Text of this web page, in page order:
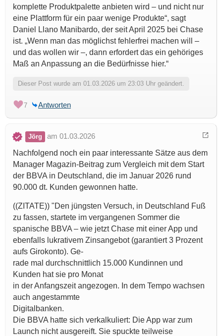
komplette Produktpalette anbieten wird – und nicht nur
eine Plattform für ein paar wenige Produkte“, sagt
Daniel Llano Manibardo, der seit April 2025 bei Chase
ist. „Wenn man das möglichst fehlerfrei machen will –
und das wollen wir –, dann erfordert das ein gehöriges
Maß an Anpassung an die Bedürfnisse hier.“
Dieser Post wurde am 01.03.2026 um 23:03 Uhr geändert.
7 Antworten
Jörg
am 01.03.2026
Nachfolgend noch ein paar interessante Sätze aus dem
Manager Magazin-Beitrag zum Vergleich mit dem Start
der BBVA in Deutschland, die im Januar 2026 rund
90.000 dt. Kunden gewonnen hatte.
((ZITATE)) "Den jüngsten Versuch, in Deutschland Fuß
zu fassen, startete im vergangenen Sommer die
spanische BBVA – wie jetzt Chase mit einer App und
ebenfalls lukrativem Zinsangebot (garantiert 3 Prozent
aufs Girokonto). Ge-
rade mal durchschnittlich 15.000 Kundinnen und
Kunden hat sie pro Monat
in der Anfangszeit angezogen. In dem Tempo wachsen
auch angestammte
Digitalbanken.
Die BBVA hatte sich verkalkuliert: Die App war zum
Launch nicht ausgereift. Sie spuckte teilweise